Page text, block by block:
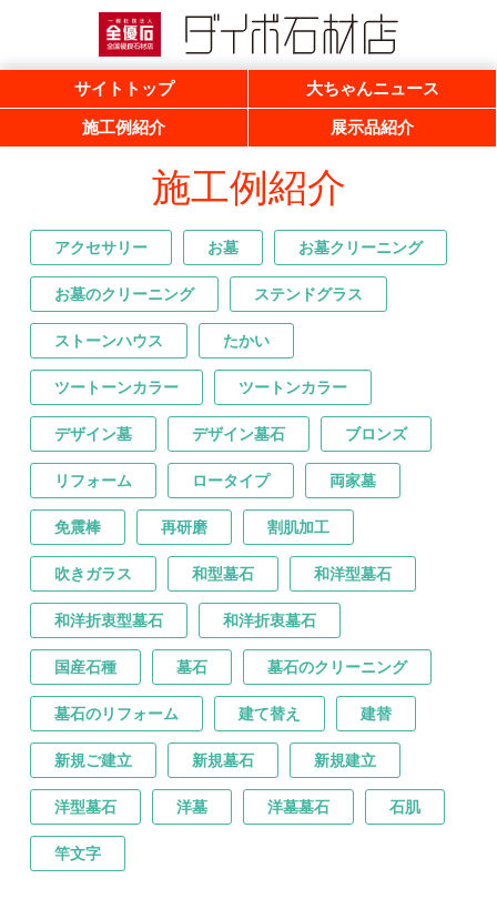
一般社団法人 全優石 全国優良石材店
サイトトップ
大ちゃんニュース
施工例紹介
展示品紹介
施工例紹介
アクセサリー お墓 お墓クリーニング
お墓のクリーニング ステンドグラス
ストーンハウス たかい
ツートーンカラー ツートンカラー
デザイン墓 デザイン墓石 ブロンズ
リフォーム ロータイプ 両家墓
免震棒 再研磨 割肌加工
吹きガラス 和型墓石 和洋型墓石
和洋折衷型墓石 和洋折衷墓石
国産石種 墓石 墓石のクリーニング
墓石のリフォーム 建て替え 建替
新規ご建立 新規墓石 新規建立
洋型墓石 洋墓 洋墓墓石 石肌
竿文字